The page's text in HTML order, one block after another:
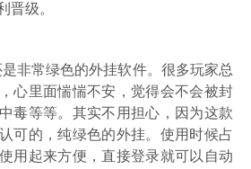
晋级。
非常绿色的外挂软件。很多玩家总
心里面惴惴不安，觉得会不会被封
毒等等。其实不用担心，因为这款
可的，纯绿色的外挂。使用时候占
用起来方便，直接登录就可以自动